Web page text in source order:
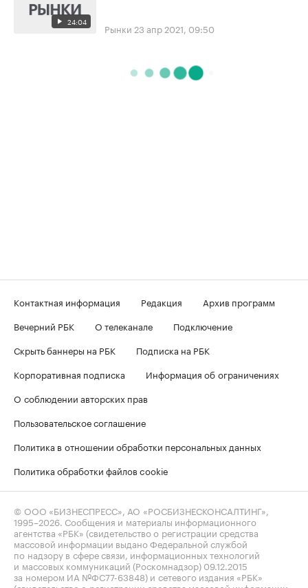
24:04 Рынки 23 апр 2021, 09:50
Контактная информация Редакция
Архив программ
Вечерний РБК
О телеканале
Подключение
Скрыть баннеры на РБК
Подписка на РБК
Корпоративная подписка
Информация об ограничениях
О соблюдении авторских прав
Пользовательское соглашение
Политика в отношении обработки персональных данных
Политика обработки файлов cookie
© ООО «БИЗНЕСПРЕСС», АО «РОСБИЗНЕСКОНСАЛТИНГ»,
1995–2026 . Сообщения и материалы информационного
агентства «РБК» (свидетельство о регистрации средства
массовой информации выдано Федеральной службой
по надзору в сфере связи, информационных технологий
и массовых коммуникаций (Роскомнадзор) 09.12.2015
за номером ИА №ФС77-63848) и сетевого издания «РБК»